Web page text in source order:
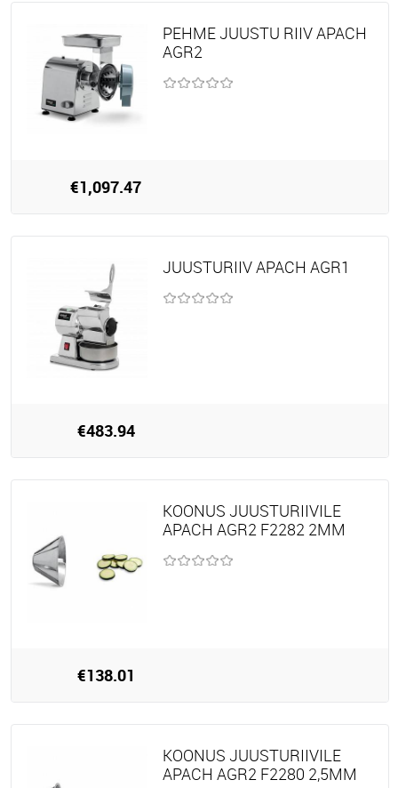
PEHME JUUSTU RIIV APACH
AGR2
€1,097.47
JUUSTURIIV APACH AGR1
€483.94
KOONUS JUUSTURIIVILE
APACH AGR2 F2282 2MM
€138.01
KOONUS JUUSTURIIVILE
APACH AGR2 F2280 2,5MM